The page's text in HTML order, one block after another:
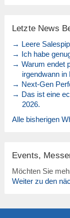
Letzte News
→ Leere
→ Ich habe
→ Warum endet
irgendwann in
→ Next-Gen
→ Das ist eine
2026.
Alle bisherigen
Events,
Möchten Sie
Weiter zu den